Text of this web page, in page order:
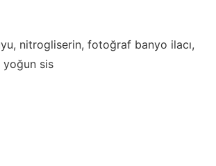
nitrogliserin, fotoğraf banyo ilacı,
sis